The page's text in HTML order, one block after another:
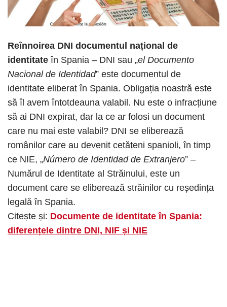
Reînnoirea DNI documentul național de
identitate în Spania – DNI sau „el Documento
Nacional de Identidad” este documentul de
identitate eliberat în Spania. Obligația noastră este
să îl avem întotdeauna valabil. Nu este o infracțiune
să ai DNI expirat, dar la ce ar folosi un document
care nu mai este valabil? DNI se eliberează
românilor care au devenit cetățeni spanioli, în timp
ce NIE, „Número de Identidad de Extranjero” –
Numărul de Identitate al Străinului, este un
document care se eliberează străinilor cu reședința
legală în Spania.
Citește și: Documente de identitate în Spania:
diferențele dintre DNI, NIF și NIE